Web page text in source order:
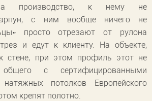
на производство, к нему не
с ним вообще ничего не
просто отрезают от рулона
и едут к клиенту. На объекте,
стене, при этом профиль этот не
с сертифицированными
потолков Европейского
крепят полотно.